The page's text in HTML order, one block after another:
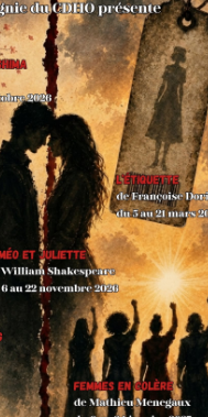
DES HOMMES
« Ils parlaient
un peu de
metteuse en
Deux
promesse
indéfectible.
celui de
Dans
l'espoir se
réel.
Jusqu'où